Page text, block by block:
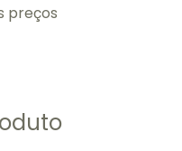
somente se a
ao próprio metal
preços